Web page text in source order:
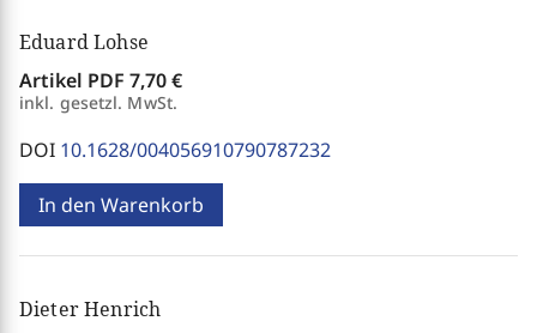
Eduard Lohse
Artikel PDF 7,70 €
inkl. gesetzl. MwSt.
DOI 10.1628/004056910790787232
In den Warenkorb
Dieter Henrich